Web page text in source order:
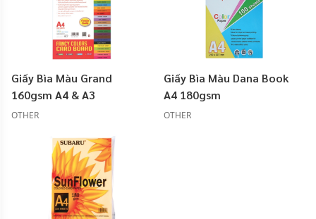
Giấy Bìa Màu Grand
160gsm A4 & A3
OTHER
Giấy Bìa Màu Dana Book
A4 180gsm
OTHER